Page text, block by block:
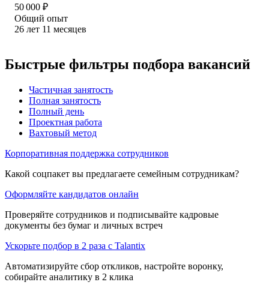
50 000 ₽
Общий опыт
26 лет 11 месяцев
Быстрые фильтры подбора вакансий
Частичная занятость
Полная занятость
Полный день
Проектная работа
Вахтовый метод
Корпоративная поддержка сотрудников
Какой соцпакет вы предлагаете семейным сотрудникам?
Оформляйте кандидатов онлайн
Проверяйте сотрудников и подписывайте кадровые
документы без бумаг и личных встреч
Ускорьте подбор в 2 раза с Talantix
Автоматизируйте сбор откликов, настройте воронку,
собирайте аналитику в 2 клика